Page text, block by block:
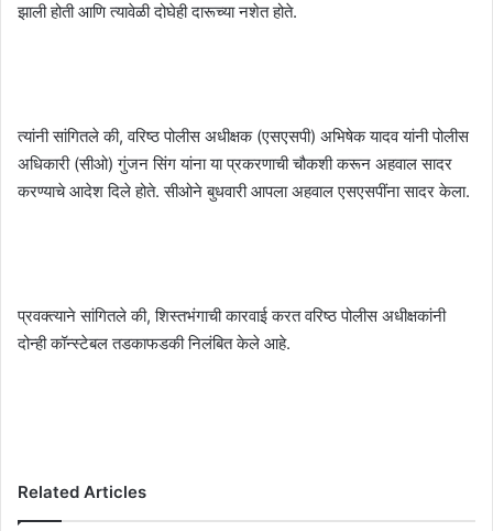
झाली होती आणि त्यावेळी दोघेही दारूच्या नशेत होते.
त्यांनी सांगितले की, वरिष्ठ पोलीस अधीक्षक (एसएसपी) अभिषेक यादव यांनी पोलीस
अधिकारी (सीओ) गुंजन सिंग यांना या प्रकरणाची चौकशी करून अहवाल सादर
करण्याचे आदेश दिले होते. सीओने बुधवारी आपला अहवाल एसएसपींना सादर केला.
प्रवक्त्याने सांगितले की, शिस्तभंगाची कारवाई करत वरिष्ठ पोलीस अधीक्षकांनी
दोन्ही कॉन्स्टेबल तडकाफडकी निलंबित केले आहे.
Related Articles